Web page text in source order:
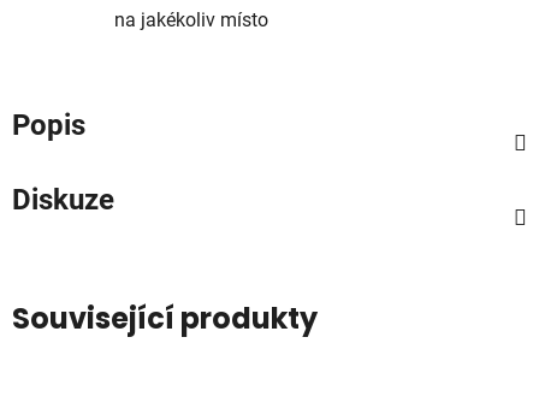
na jakékoliv místo
Popis
Diskuze
Související produkty